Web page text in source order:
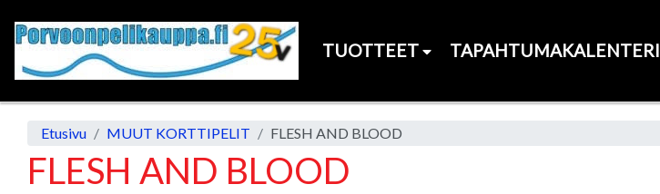
TUOTTEET TAPAHTUMAKALENTERI
Etusivu MUUT KORTTIPELIT FLESH AND BLOOD
FLESH AND BLOOD